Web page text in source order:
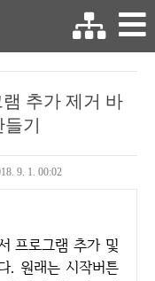
추가 제거 바
기
9. 1. 00:02
. 원래는 시작버튼